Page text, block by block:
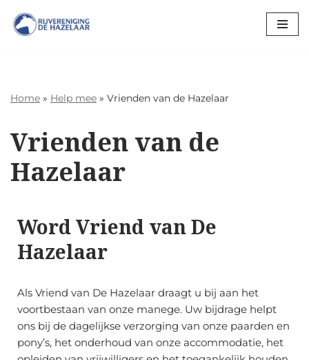
Ga
Home » Help mee » Vrienden van de Hazelaar
Vrienden van de
Hazelaar
Word Vriend van De
Hazelaar
Als Vriend van De Hazelaar draagt u bij aan het
voortbestaan van onze manege. Uw bijdrage helpt
ons bij de dagelijkse verzorging van onze paarden en
pony’s, het onderhoud van onze accommodatie, het